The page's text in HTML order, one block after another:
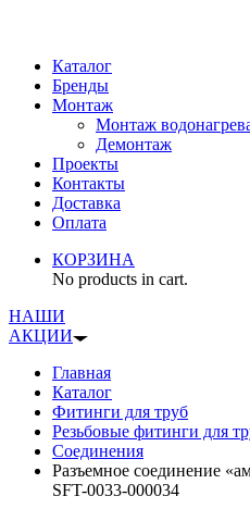
Каталог
Бренды
Монтаж
Монтаж
Демонтаж
Проекты
Контакты
Доставка
Оплата
КОРЗИНА
No products in cart.
НАШИ
АКЦИИ
Главная
Каталог
Фитинги для труб
Резьбовые фитинги для
Соединения
Разъемное соединение
SFT-0033-000034